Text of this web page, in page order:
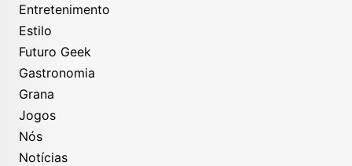
Entretenimento
Estilo
Futuro Geek
Gastronomia
Grana
Jogos
Nós
Notícias